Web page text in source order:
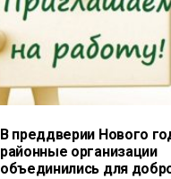
В преддверии Нового
районные организации
объединились для